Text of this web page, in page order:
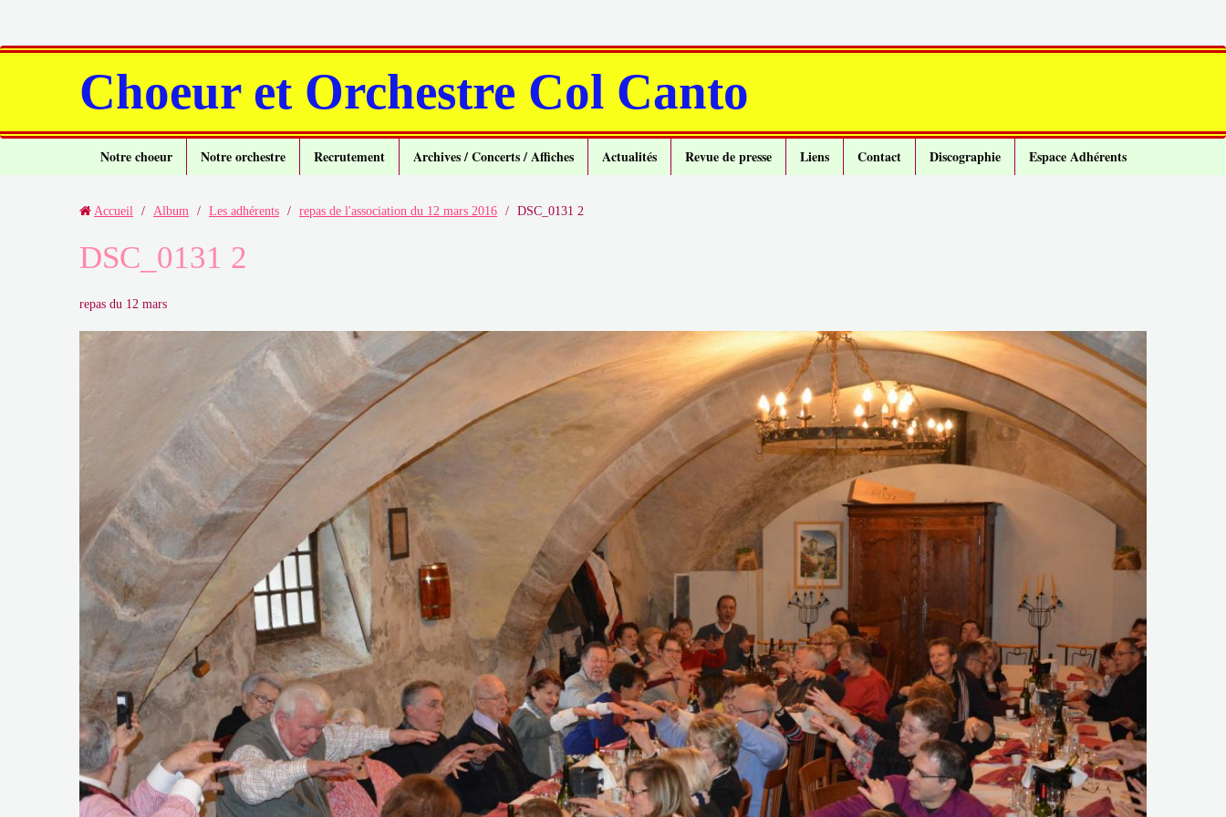
Choeur et Orchestre Col Canto
Notre choeur Notre orchestre Recrutement Archives / Concerts / Affiches Actualités Revue de presse Liens Contact Discographie Espace Adhérents
Accueil / Album / Les adhérents / repas de l'association du 12 mars 2016 / DSC_0131 2
DSC_0131 2
repas du 12 mars